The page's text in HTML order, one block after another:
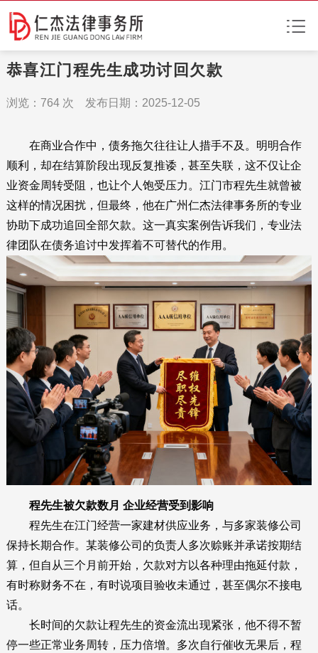
恭喜江门程先生成功讨回欠款
浏览： 764 次 发布日期：2025-12-05
在商业合作中，债务拖欠往往让人措手不及。明明合作
顺利，却在结算阶段出现反复推诿，甚至失联，这不仅让企
业资金周转受阻，也让个人饱受压力。江门市程先生就曾被
这样的情况困扰，但最终，他在广州仁杰法律事务所的专业
协助下成功追回全部欠款。这一真实案例告诉我们，专业法
律团队在债务追讨中发挥着不可替代的作用。
程先生被欠款数月 企业经营受到影响
程先生在江门经营一家建材供应业务，与多家装修公司
保持长期合作。某装修公司的负责人多次赊账并承诺按期结
算，但自从三个月前开始，欠款对方以各种理由拖延付款，
有时称财务不在，有时说项目验收未通过，甚至偶尔不接电
话。
长时间的欠款让程先生的资金流出现紧张，他不得不暂
停一些正常业务周转，压力倍增。多次自行催收无果后，程